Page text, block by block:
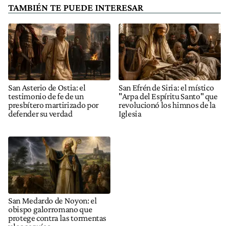
TAMBIÉN TE PUEDE INTERESAR
San Asterio de Ostia: el
testimonio de fe de un
presbítero martirizado por
defender su verdad
San Efrén de Siria: el místico
"Arpa del Espíritu Santo" que
revolucionó los himnos de la
Iglesia
San Medardo de Noyon: el
obispo galorromano que
protege contra las tormentas